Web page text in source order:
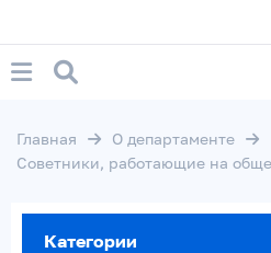
Главная
О департаменте
Советники, работающие на
Категории